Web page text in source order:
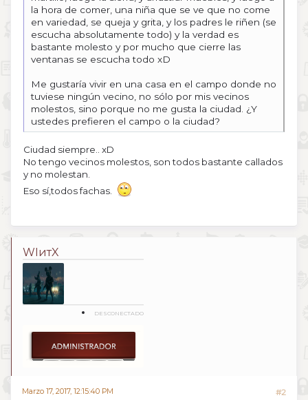
la hora de comer, una niña que se ve que no come
en variedad, se queja y grita, y los padres le riñen (se
escucha absolutamente todo) y la verdad es
bastante molesto y por mucho que cierre las
ventanas se escucha todo xD
Me gustaría vivir en una casa en el campo donde no
tuviese ningún vecino, no sólo por mis vecinos
molestos, sino porque no me gusta la ciudad. ¿Y
ustedes prefieren el campo o la ciudad?
Ciudad siempre.. xD
No tengo vecinos molestos, son todos bastante callados
y no molestan.
Eso sí,todos fachas.
WIитX
DESCONECTADO
Marzo 17, 2017, 12:15:40 PM #2